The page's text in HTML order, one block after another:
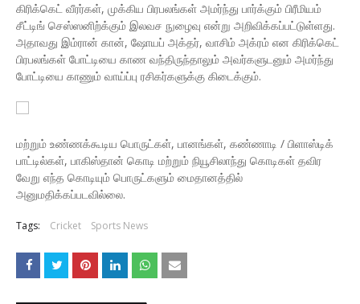
கிரிக்கெட் வீரர்கள், முக்கிய பிரபலங்கள் அமர்ந்து பார்க்கும் பிரீமியம்
சீட்டிங் செஸ்ஸனிற்க்கும் இலவச நுழைவு என்று அறிவிக்கப்பட்டுள்ளது.
அதாவது இம்ரான் கான், ஷோயப் அக்தர், வாசிம் அக்ரம் என கிரிக்கெட்
பிரபலங்கள் போட்டியை காண வந்திருந்தாலும் அவர்களுடனும் அமர்ந்து
போட்டியை காணும் வாய்ப்பு ரசிகர்களுக்கு கிடைக்கும்.
மற்றும் உண்ணக்கூடிய பொருட்கள், பானங்கள், கண்ணாடி / பிளாஸ்டிக்
பாட்டில்கள், பாகிஸ்தான் கொடி மற்றும் நியூசிலாந்து கொடிகள் தவிர
வேறு எந்த கொடியும் பொருட்களும் மைதானத்தில்
அனுமதிக்கப்படவில்லை.
Tags: Cricket Sports News